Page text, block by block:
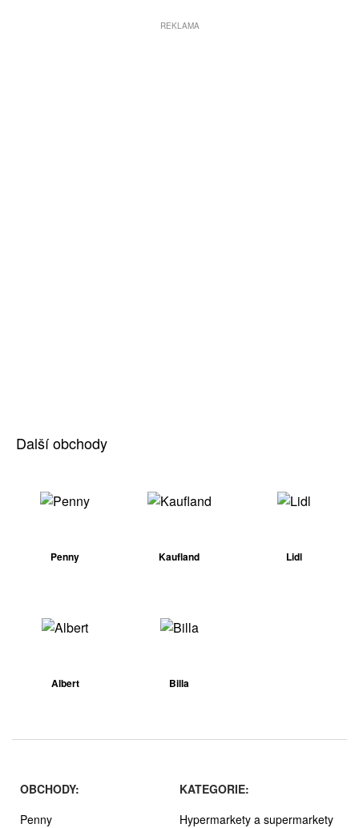
REKLAMA
Další obchody
Penny Kaufland Lidl
Albert Billa
OBCHODY:
Penny
KATEGORIE:
Hypermarkety a supermarkety